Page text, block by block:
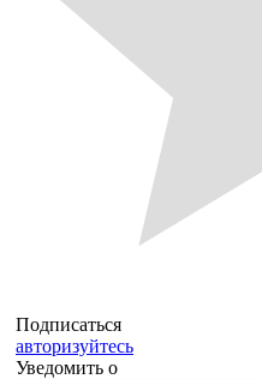
Подписаться
авторизуйтесь
Уведомить о